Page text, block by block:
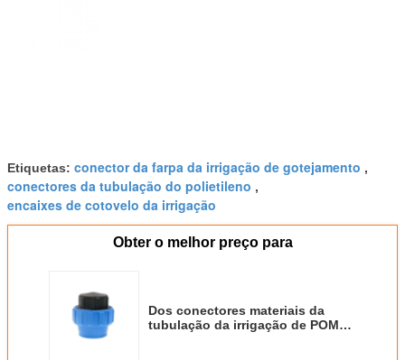
Etiquetas: conector da farpa da irrigação de gotejamento ,
conectores da tubulação do polietileno ,
encaixes de cotovelo da irrigação
Obter o melhor preço para
Dos conectores materiais da
tubulação da irrigação de POM